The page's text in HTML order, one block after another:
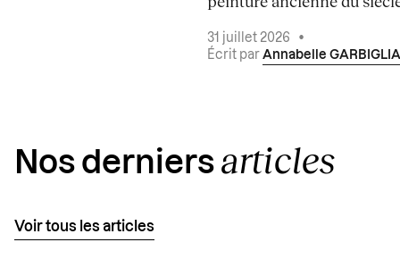
31 juillet 2026
•
Écrit par Annabelle GARBIGLIA
Nos derniers articles
Voir tous les articles